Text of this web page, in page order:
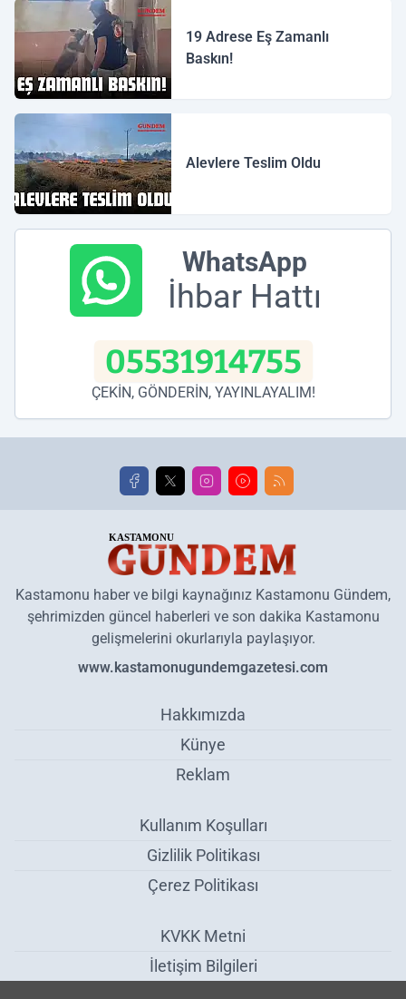
19 Adrese Eş Zamanlı
Baskın!
Alevlere Teslim Oldu
WhatsApp
İhbar Hattı
05531914755
ÇEKİN, GÖNDERİN, YAYINLAYALIM!
Kastamonu haber ve bilgi kaynağınız Kastamonu Gündem,
şehrimizden güncel haberleri ve son dakika Kastamonu
gelişmelerini okurlarıyla paylaşıyor.
www.kastamonugundemgazetesi.com
Hakkımızda
Künye
Reklam
Kullanım Koşulları
Gizlilik Politikası
Çerez Politikası
KVKK Metni
İletişim Bilgileri